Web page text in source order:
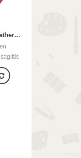
Red Contemporary Leather 4-Piece Desk Set